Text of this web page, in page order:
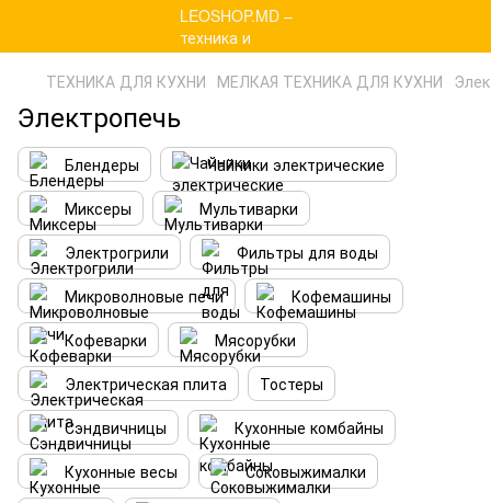
ТЕХНИКА ДЛЯ КУХНИ МЕЛКАЯ ТЕХНИКА ДЛЯ КУХНИ
Электропечь
Блендеры
Чайники электрические
Миксеры
Мультиварки
Электрогрили
Фильтры для воды
Микроволновые печи
Кофемашины
Кофеварки
Мясорубки
Электрическая плита
Тостеры
Сэндвичницы
Кухонные комбайны
Кухонные весы
Соковыжималки